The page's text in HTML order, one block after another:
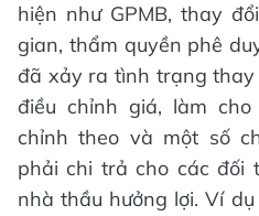
hiện như GPMB, thay
gian, thẩm quyền phê
đã xảy ra tình trạng
điều chỉnh giá, làm
chỉnh theo và một số
phải chi trả cho các đối
nhà thầu hưởng lợi. Ví